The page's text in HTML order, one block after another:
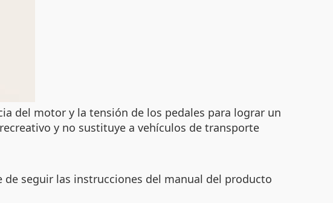
del motor y la tensión de los pedales para lograr un
y no sustituye a vehículos de transporte
seguir las instrucciones del manual del producto